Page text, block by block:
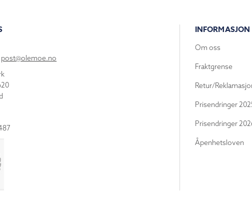
post@olemoe.no
INFORMASJON
Om oss
Fraktgrense
Retur/
Prisendringer
Prisendringer
Åpenhetsloven